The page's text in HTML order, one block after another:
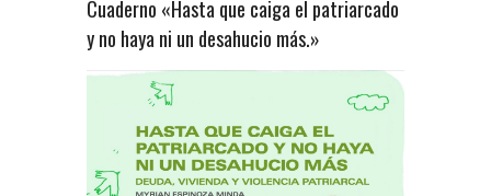
Cuaderno «Hasta que caiga el patriarcado
y no haya ni un desahucio más.»